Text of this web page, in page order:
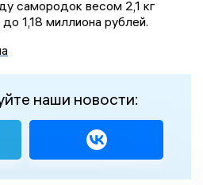
самородок весом 2,1 кг
1,18 миллиона рублей.
наши новости: